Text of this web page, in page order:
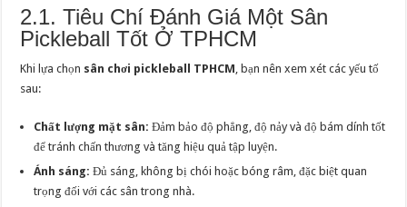
2.1. Tiêu Chí Đánh Giá Một Sân
Pickleball Tốt Ở TPHCM
Khi lựa chọn sân chơi pickleball TPHCM , bạn nên xem xét các yếu tố
sau:
Chất lượng mặt sân: Đảm bảo độ phẳng, độ nảy và độ bám dính tốt
để tránh chấn thương và tăng hiệu quả tập luyện.
Ánh sáng: Đủ sáng, không bị chói hoặc bóng râm, đặc biệt quan
trọng đối với các sân trong nhà.